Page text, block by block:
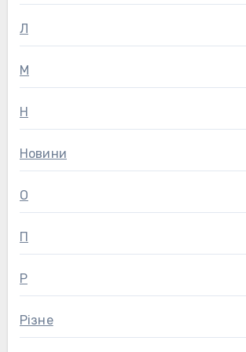
Л
М
Н
Новини
О
П
Р
Різне